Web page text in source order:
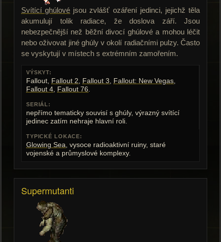
Svítící ghúlové jsou zvlášť ozáření jedinci, jejichž těla
akumulují tolik radiace, že doslova září. Jsou
nebezpečnější než běžní divocí ghúlové a mohou léčit
nebo oživovat jiné ghúly v okolí radiačními pulzy. Často
se vyskytují v místech s extrémním zamořením.
VÝSKYT:
Fallout, Fallout 2, Fallout 3, Fallout: New Vegas,
Fallout 4, Fallout 76.
SERIÁL:
nepřímo tematicky souvisí s ghúly, výrazný svítící
jedinec zatím nehraje hlavní roli.
TYPICKÉ LOKACE:
Glowing Sea, vysoce radioaktivní ruiny, staré
vojenské a průmyslové komplexy.
Supermutanti